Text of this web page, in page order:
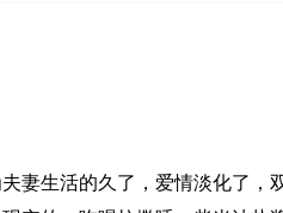
生活的久了，爱情淡化了，